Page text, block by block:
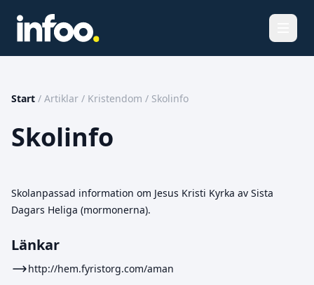
Start / Artiklar / Kristendom / Skolinfo
Skolinfo
Skolanpassad information om Jesus Kristi Kyrka av Sista
Dagars Heliga (mormonerna).
Länkar
http://hem.fyristorg.com/aman